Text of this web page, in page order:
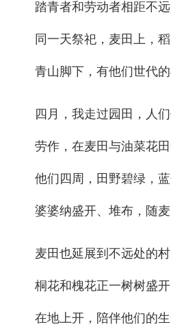
踏青者和劳动者相距不
同一天祭祀，麦田上，
青山脚下，有他们世代
四月，我走过园田，人
劳作，在麦田与油菜花
他们四周，田野碧绿，
婆婆纳盛开、堆布，随
麦田也延展到不远处的
桐花和槐花正一树树盛
在地上开，陪伴他们的